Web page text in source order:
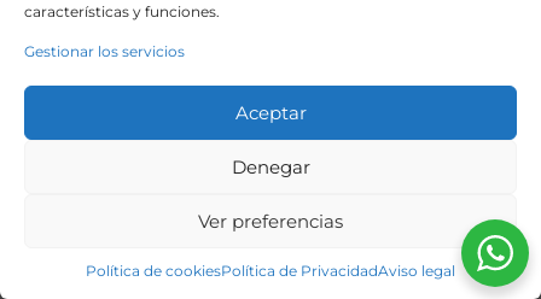
características y funciones.
Gestionar los servicios
Aceptar
Denegar
Ver preferencias
Política de cookiesPolítica de PrivacidadAviso legal